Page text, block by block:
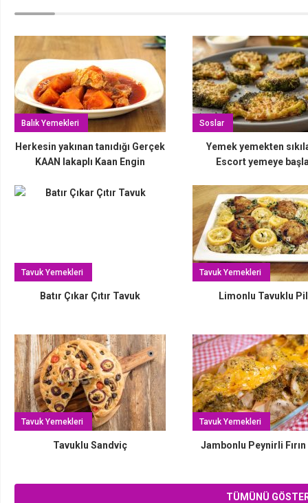
admin
Beğendili Köfte
admin
Balık Yemekleri
Herkesin yakınan tanıdığı Gerçek
KAAN lakaplı Kaan Engin
Soslar
Yemek yemekten
Escort yemeye
Tavuk Yemekleri
Batır Çıkar Çıtır Tavuk
Tavuk Yemekleri
Limonlu Tavuklu
Tavuk Yemekleri
Tavuklu Sandviç
Tavuk Yemekleri
Jambonlu Peynirli
TÜMÜNÜ